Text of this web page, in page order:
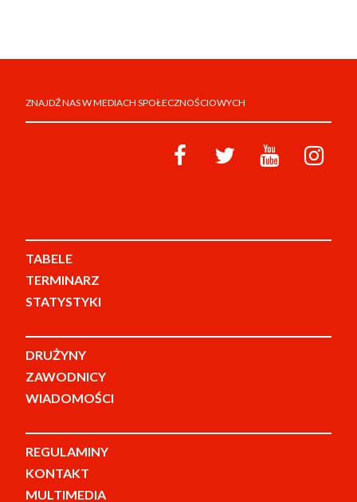
ZNAJDŹ NAS W MEDIACH SPOŁECZNOŚCIOWYCH
TABELE
TERMINARZ
STATYSTYKI
DRUŻYNY
ZAWODNICY
WIADOMOŚCI
REGULAMINY
KONTAKT
MULTIMEDIA